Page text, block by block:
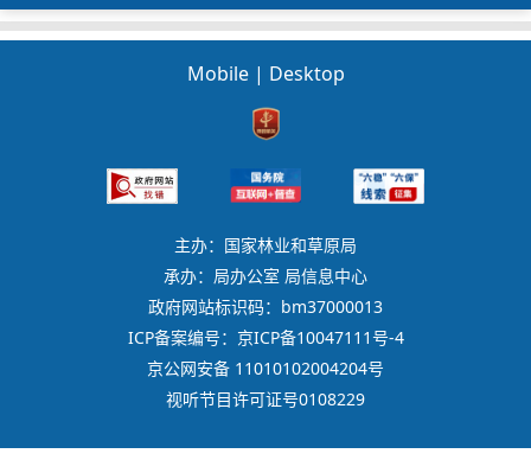
Mobile | Desktop
主办：国家林业和草原局
承办：局办公室 局信息中心
政府网站标识码：bm37000013
ICP备案编号：京ICP备10047111号-4
京公网安备 11010102004204号
视听节目许可证号0108229